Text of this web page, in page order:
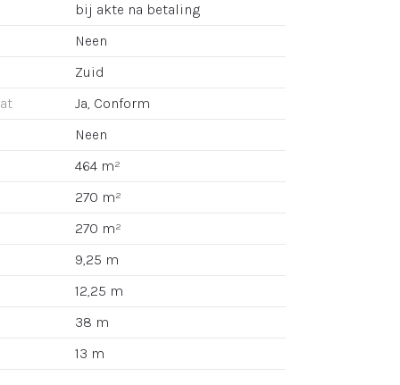
bij akte na betaling
Neen
Zuid
Ja, Conform
Neen
464 m²
270 m²
270 m²
9,25 m
12,25 m
38 m
13 m